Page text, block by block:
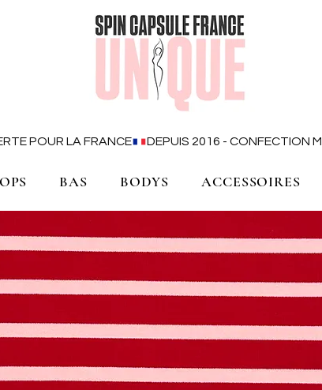
POUR LA FRANCE
BAS BODYS ACCESSOIRES